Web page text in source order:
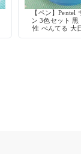
【ペン】Pentel
ン 3色セット 黒
性 ぺんてる 大